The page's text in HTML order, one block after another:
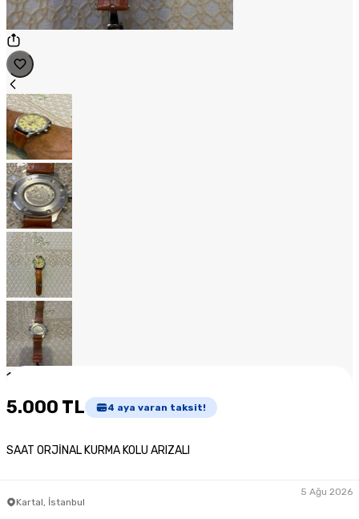
1
5.000 TL 4 aya varan taksit!
SAAT ORJİNAL KURMA KOLU ARIZALI
Kartal, İstanbul
5 Ağu 2026